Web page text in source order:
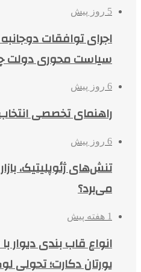
5 روز پیش
اجرای توافقات
سیاست محوری دولت
6 روز پیش
راهنمای تخصصی
6 روز پیش
تنش‌های ژئوپلیتیک،
می‌برد؟
1 هفته پیش
انواع قاب بندی
یورتان دکارت؛